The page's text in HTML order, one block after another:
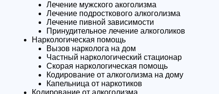
Лечение мужского акоголизма
Лечение подросткового алкоголизма
Лечение пивной зависимости
Принудительное лечение алкоголиков
Наркологическая помощь
Вызов нарколога на дом
Частный наркологический стационар
Скорая наркологическая помощь
Кодирование от алкоголизма на дому
Капельница от наркотиков
Кодирование от алкоголизма
Запись на приём
Нажимая кнопку 'Запись на приём' вы соглашаетесь
политикой конфеденциальностиданного сайта
Вернуться на главную
Прикрепить файл
Отправить резюме